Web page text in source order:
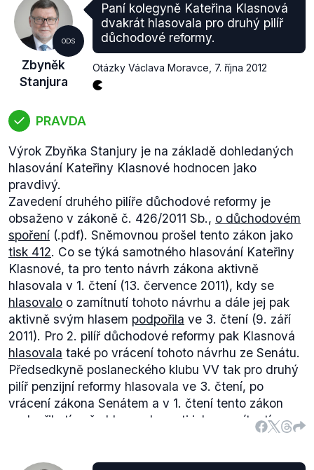
ODS
Zbyněk
Stanjura
Paní kolegyně Kateřina Klasnová
dvakrát hlasovala pro druhý pilíř
důchodové reformy.
Otázky Václava Moravce 7. října 2012
PRAVDA
Výrok Zbyňka Stanjury je na základě dohledaných
hlasování Kateřiny Klasnové hodnocen jako
pravdivý.
Zavedení druhého pilíře důchodové reformy je
obsaženo v zákoně č. 426/2011 Sb., o důchodovém
spoření (.pdf). Sněmovnou prošel tento zákon jako
tisk 412. Co se týká samotného hlasování Kateřiny
Klasnové, ta pro tento návrh zákona aktivně
hlasovala v 1. čtení (13. července 2011), kdy se
hlasovalo o zamítnutí tohoto návrhu a dále jej pak
aktivně svým hlasem podpořila ve 3. čtení (9. září
2011). Pro 2. pilíř důchodové reformy pak Klasnová
hlasovala také po vrácení tohoto návrhu ze Senátu.
Předsedkyně poslaneckého klubu VV tak pro druhý
pilíř penzijní reformy hlasovala ve 3. čtení, po
vrácení zákona Senátem a v 1. čtení tento zákon
podpořila tím, že hlasovala proti jeho zamítnutí.